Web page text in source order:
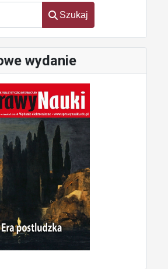
Szukaj
wydanie